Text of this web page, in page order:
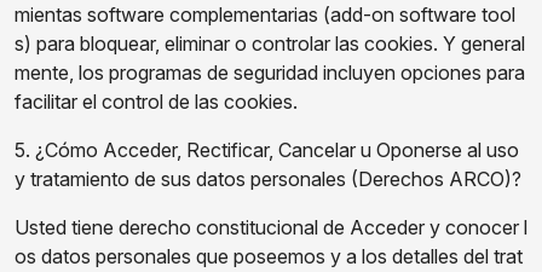
mientas software complementarias (add-on software tool
s) para bloquear, eliminar o controlar las cookies. Y general
mente, los programas de seguridad incluyen opciones para
facilitar el control de las cookies.
5. ¿Cómo Acceder, Rectificar, Cancelar u Oponerse al uso
y tratamiento de sus datos personales (Derechos ARCO)?
Usted tiene derecho constitucional de Acceder y conocer l
os datos personales que poseemos y a los detalles del trat